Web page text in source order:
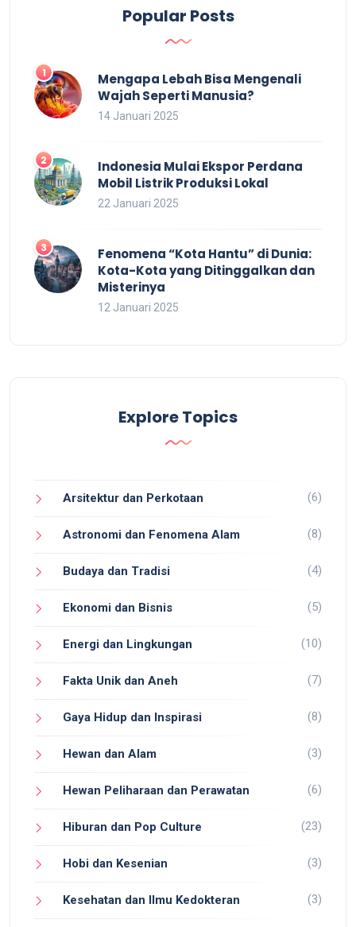
Popular Posts
Mengapa Lebah Bisa Mengenali
Wajah Seperti Manusia?
14 Januari 2025
Indonesia Mulai Ekspor Perdana
Mobil Listrik Produksi Lokal
22 Januari 2025
Fenomena “Kota Hantu” di Dunia:
Kota-Kota yang Ditinggalkan dan
Misterinya
12 Januari 2025
Explore Topics
Arsitektur dan Perkotaan (6)
Astronomi dan Fenomena Alam (8)
Budaya dan Tradisi (4)
Ekonomi dan Bisnis (5)
Energi dan Lingkungan (10)
Fakta Unik dan Aneh (7)
Gaya Hidup dan Inspirasi (8)
Hewan dan Alam (3)
Hewan Peliharaan dan Perawatan (6)
Hiburan dan Pop Culture (23)
Hobi dan Kesenian (3)
Kesehatan dan Ilmu Kedokteran (3)